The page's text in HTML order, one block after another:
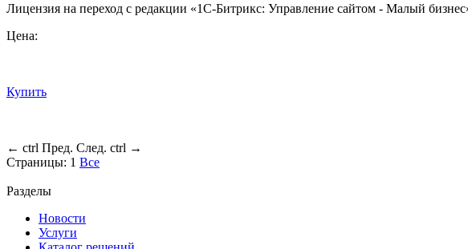
Лицензия на переход с редакции «1С-Битрикс: Управление сайтом - Малый
Цена:
Купить
← ctrl Пред. След. ctrl →
Страницы: 1 Все
Разделы
Новости
Услуги